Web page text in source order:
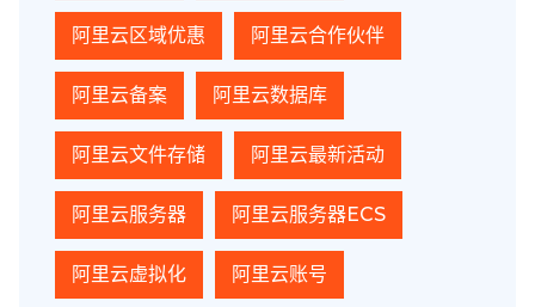
阿里云区域优惠 阿里云合作伙伴
阿里云备案 阿里云数据库
阿里云文件存储 阿里云最新活动
阿里云服务器 阿里云服务器ECS
阿里云虚拟化 阿里云账号